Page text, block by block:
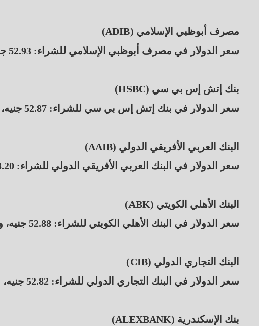
مصرف أبوظبي الإسلامي (ADIB)
سعر الدولار في مصرف أبوظبي الإسلامي للشراء: 52.93 جنيه، والبيع: 53.03 جنيه.
بنك إتش إس بي سي (HSBC)
سعر الدولار في بنك إتش إس بي سي للشراء: 52.87 جنيه، والبيع: 52.97 جنيه.
البنك العربي الأفريقي الدولي (AAIB)
سعر الدولار في البنك العربي الأفريقي الدولي للشراء: 53.20 جنيه، والبيع: 53.30 جنيه.
البنك الأهلي الكويتي (ABK)
سعر الدولار في البنك الأهلي الكويتي للشراء: 52.88 جنيه، والبيع: 52.98 جنيه.
البنك التجاري الدولي (CIB)
سعر الدولار في البنك التجاري الدولي للشراء: 52.82 جنيه، والبيع: 52.92 جنيه.
بنك الإسكندرية (ALEXBANK)